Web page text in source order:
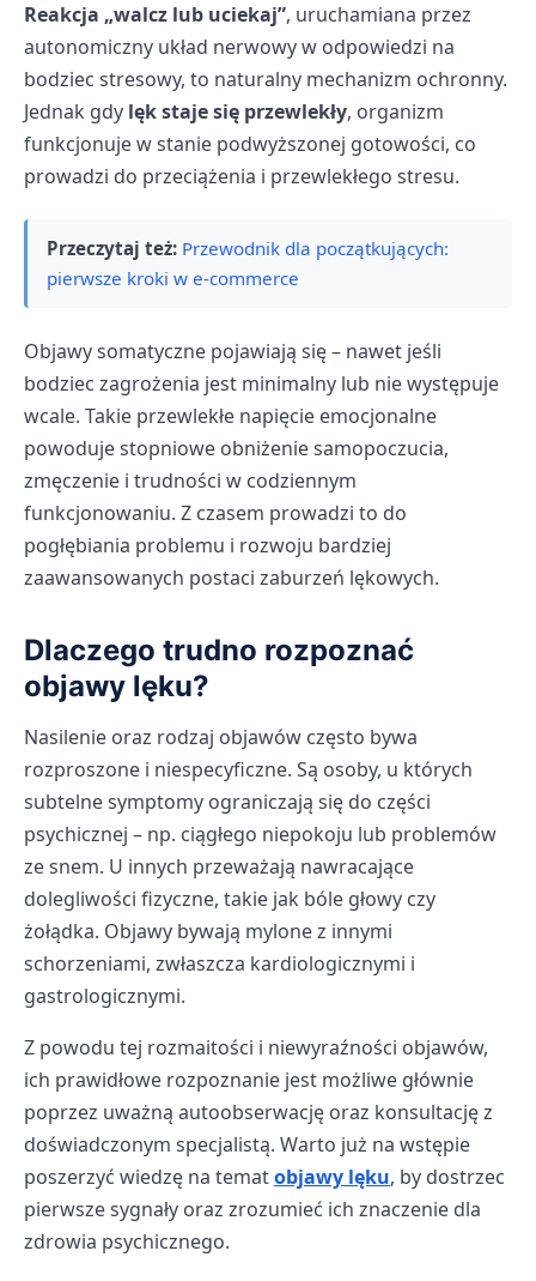
Reakcja „walcz lub uciekaj”, uruchamiana przez
autonomiczny układ nerwowy w odpowiedzi na
bodziec stresowy, to naturalny mechanizm ochronny.
Jednak gdy lęk staje się przewlekły, organizm
funkcjonuje w stanie podwyższonej gotowości, co
prowadzi do przeciążenia i przewlekłego stresu.
Przeczytaj też: Przewodnik dla początkujących:
pierwsze kroki w e-commerce
Objawy somatyczne pojawiają się – nawet jeśli
bodziec zagrożenia jest minimalny lub nie występuje
wcale. Takie przewlekłe napięcie emocjonalne
powoduje stopniowe obniżenie samopoczucia,
zmęczenie i trudności w codziennym
funkcjonowaniu. Z czasem prowadzi to do
pogłębiania problemu i rozwoju bardziej
zaawansowanych postaci zaburzeń lękowych.
Dlaczego trudno rozpoznać
objawy lęku?
Nasilenie oraz rodzaj objawów często bywa
rozproszone i niespecyficzne. Są osoby, u których
subtelne symptomy ograniczają się do części
psychicznej – np. ciągłego niepokoju lub problemów
ze snem. U innych przeważają nawracające
dolegliwości fizyczne, takie jak bóle głowy czy
żołądka. Objawy bywają mylone z innymi
schorzeniami, zwłaszcza kardiologicznymi i
gastrologicznymi.
Z powodu tej rozmaitości i niewyraźności objawów,
ich prawidłowe rozpoznanie jest możliwe głównie
poprzez uważną autoobserwację oraz konsultację z
doświadczonym specjalistą. Warto już na wstępie
poszerzyć wiedzę na tematobjawy lęku, by dostrzec
pierwsze sygnały oraz zrozumieć ich znaczenie dla
zdrowia psychicznego.